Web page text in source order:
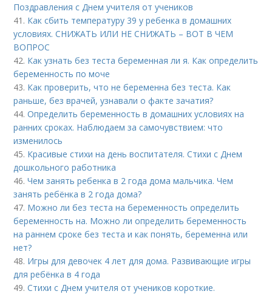
Поздравления с Днем учителя от учеников
41. Как сбить температуру 39 у ребенка в домашних
условиях. СНИЖАТЬ ИЛИ НЕ СНИЖАТЬ – ВОТ В ЧЕМ
ВОПРОС
42. Как узнать без теста беременная ли я. Как определить
беременность по моче
43. Как проверить, что не беременна без теста. Как
раньше, без врачей, узнавали о факте зачатия?
44.Определить беременность в домашних условиях на
ранних сроках. Наблюдаем за самочувствием: что
изменилось
45. Красивые стихи на день воспитателя. Стихи с Днем
дошкольного работника
46.Чем занять ребенка в 2 года дома мальчика. Чем
занять ребёнка в 2 года дома?
47. Можно ли без теста на беременность определить
беременность на. Можно ли определить беременность
на раннем сроке без теста и как понять, беременна или
нет?
48. Игры для девочек 4 лет для дома. Развивающие игры
для ребёнка в 4 года
49.Стихи с Днем учителя от учеников короткие.